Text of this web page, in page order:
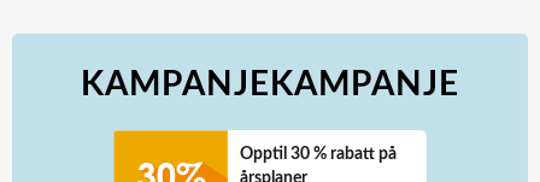
KAMPANJEKAMPANJE
Opptil 30 % rabatt på